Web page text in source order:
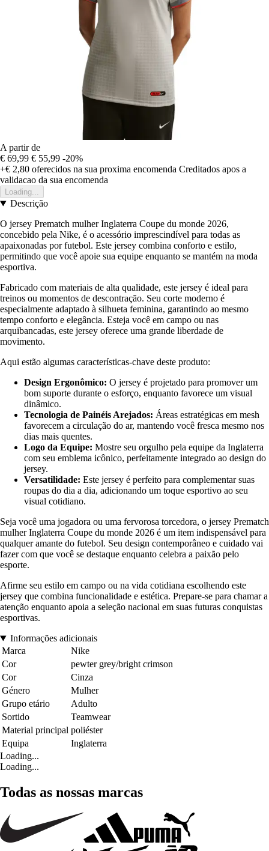
A partir de
€ 69,99 € 55,99 -20%
+€ 2,80 oferecidos na sua proxima encomenda Creditados apos a
validacao da sua encomenda
Loading...
Descrição
O jersey Prematch mulher Inglaterra Coupe du monde 2026,
concebido pela Nike, é o acessório imprescindível para todas as
apaixonadas por futebol. Este jersey combina conforto e estilo,
permitindo que você apoie sua equipe enquanto se mantém na moda
esportiva.
Fabricado com materiais de alta qualidade, este jersey é ideal para
treinos ou momentos de descontração. Seu corte moderno é
especialmente adaptado à silhueta feminina, garantindo ao mesmo
tempo conforto e elegância. Esteja você em campo ou nas
arquibancadas, este jersey oferece uma grande liberdade de
movimento.
Aqui estão algumas características-chave deste produto:
Design Ergonômico: O jersey é projetado para promover um
bom suporte durante o esforço, enquanto favorece um visual
dinâmico.
Tecnologia de Painéis Arejados: Áreas estratégicas em mesh
favorecem a circulação do ar, mantendo você fresca mesmo nos
dias mais quentes.
Logo da Equipe: Mostre seu orgulho pela equipe da Inglaterra
com seu emblema icônico, perfeitamente integrado ao design do
jersey.
Versatilidade: Este jersey é perfeito para complementar suas
roupas do dia a dia, adicionando um toque esportivo ao seu
visual cotidiano.
Seja você uma jogadora ou uma fervorosa torcedora, o jersey Prematch
mulher Inglaterra Coupe du monde 2026 é um item indispensável para
qualquer amante do futebol. Seu design contemporâneo e cuidado vai
fazer com que você se destaque enquanto celebra a paixão pelo
esporte.
Afirme seu estilo em campo ou na vida cotidiana escolhendo este
jersey que combina funcionalidade e estética. Prepare-se para chamar a
atenção enquanto apoia a seleção nacional em suas futuras conquistas
esportivas.
Informações adicionais
Marca
Nike
Cor
pewter grey/bright crimson
Cor
Cinza
Género
Mulher
Grupo etário
Adulto
Sortido
Teamwear
Material principal poliéster
Equipa
Inglaterra
Loading...
Loading...
Todas as nossas marcas